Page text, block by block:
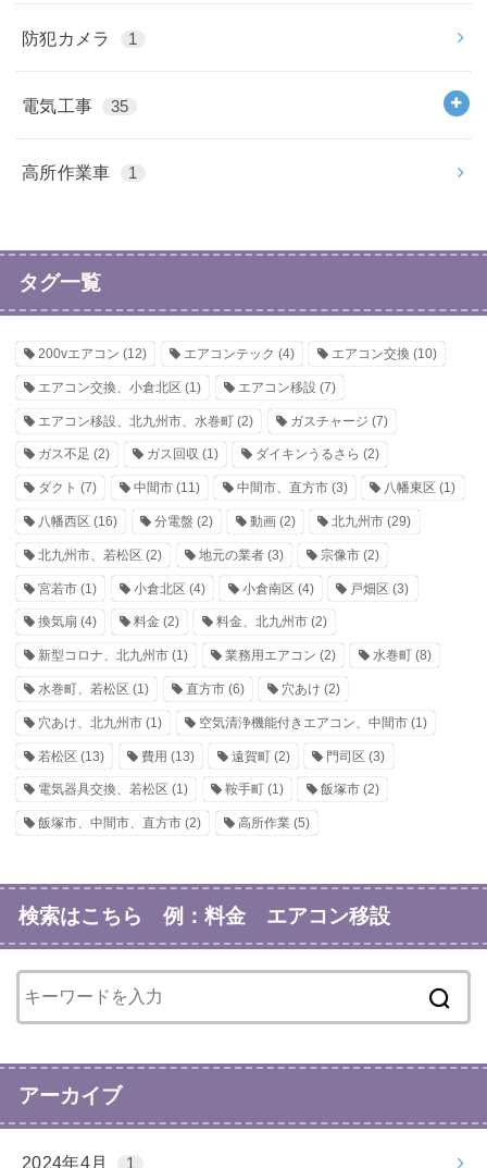
防犯カメラ 1
電気工事 35
高所作業車 1
タグ一覧
200vエアコン (12) エアコンテック (4) エアコン交換 (10)
エアコン交換、小倉北区 (1) エアコン移設 (7)
エアコン移設、北九州市、水巻町 (2) ガスチャージ (7)
ガス不足 (2) ガス回収 (1) ダイキンうるさら (2)
ダクト (7) 中間市(11) 中間市、直方市(3) 八幡東区 (1)
八幡西区 (16) 分電盤 (2) 動画(2) 北九州市 (29)
北九州市、若松区 (2) 地元の業者(3) 宗像市(2)
宮若市 (1) 小倉北区 (4) 小倉南区 (4) 戸畑区 (3)
換気扇 (4) 料金 (2) 料金、北九州市(2)
新型コロナ、北九州市 (1) 業務用エアコン (2) 水巻町(8)
水巻町、若松区 (1) 直方市(6) 穴あけ (2)
穴あけ、北九州市 (1) 空気清浄機能付きエアコン、中間市(1)
若松区 (13) 費用 (13) 遠賀町(2) 門司区 (3)
電気器具交換、若松区 (1) 鞍手町(1) 飯塚市(2)
飯塚市、中間市、直方市 (2) 高所作業(5)
検索はこちら 例：料金 エアコン移設
アーカイブ
2024年4月 1